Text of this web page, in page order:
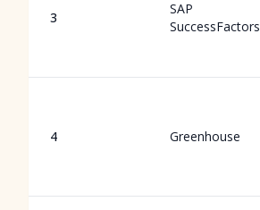
3
SAP
SuccessFactors
4 Greenhouse